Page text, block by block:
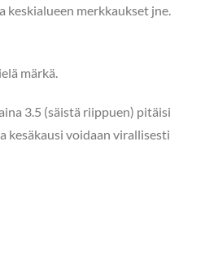
keskialueen merkkaukset jne.
märkä.
3.5 (säistä riippuen) pitäisi
kesäkausi voidaan virallisesti